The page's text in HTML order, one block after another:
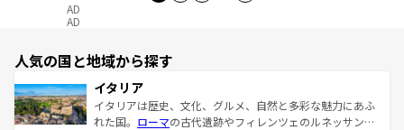
AD
AD
人気の国と地域から探す
イタリア
イタリアは歴史、文化、グルメ、自然と多彩な魅力にあふ
れた国。 ローマの古代遺跡やフィレンツェのルネッサンス